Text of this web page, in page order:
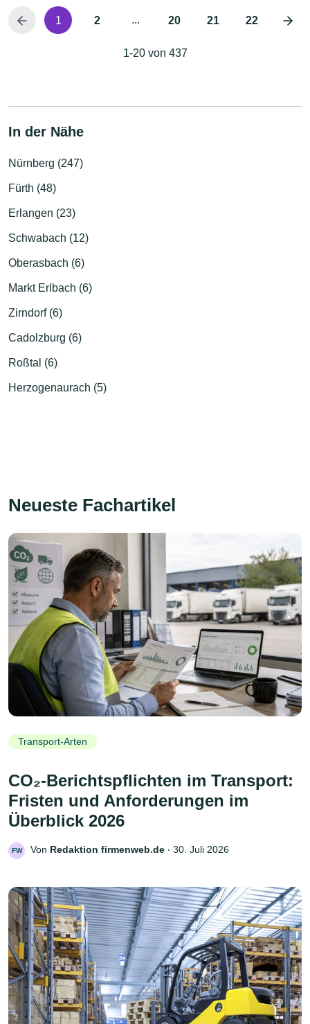
1 2 ... 20 21 22
1-20 von 437
In der Nähe
Nürnberg (247)
Fürth (48)
Erlangen (23)
Schwabach (12)
Oberasbach (6)
Markt Erlbach (6)
Zirndorf (6)
Cadolzburg (6)
Roßtal (6)
Herzogenaurach (5)
Neueste Fachartikel
Transport-Arten
CO₂-Berichtspflichten im Transport:
Fristen und Anforderungen im
Überblick 2026
FW Von Redaktion firmenweb.de ‧ 30. Juli 2026